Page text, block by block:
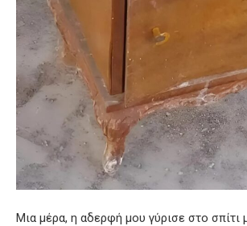
Μια μέρα, η αδερφή μου γύρισε στο σπίτι